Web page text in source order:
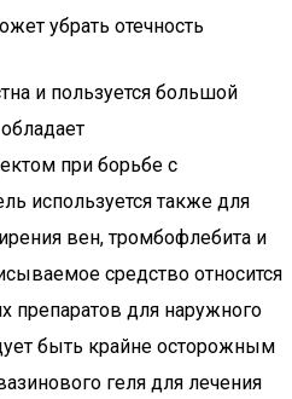
убрать отечность
и пользуется большой
при борьбе с
используется также для
вен, тромбофлебита и
средство относится
препаратов для наружного
быть крайне осторожным
геля для лечения